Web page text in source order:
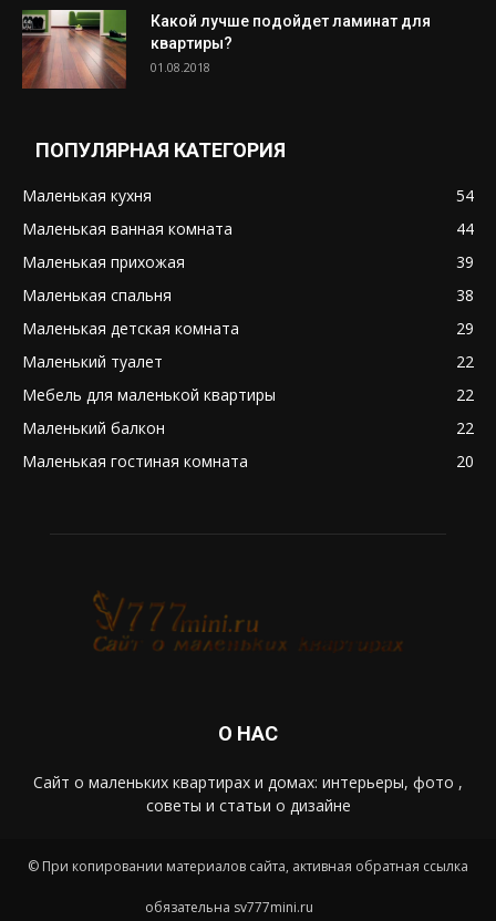
Какой лучше подойдет ламинат для
квартиры?
01.08.2018
ПОПУЛЯРНАЯ КАТЕГОРИЯ
Маленькая кухня
54
Маленькая ванная комната
44
Маленькая прихожая
39
Маленькая спальня
38
Маленькая детская комната
29
Маленький туалет
22
Мебель для маленькой квартиры
22
Маленький балкон
22
Маленькая гостиная комната
20
О НАС
Сайт о маленьких квартирах и домах: интерьеры, фото ,
советы и статьи о дизайне
© При копировании материалов сайта, активная обратная ссылка
обязательна sv777mini.ru